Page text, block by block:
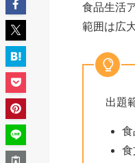
食品生活
範囲は広
出題
食
食